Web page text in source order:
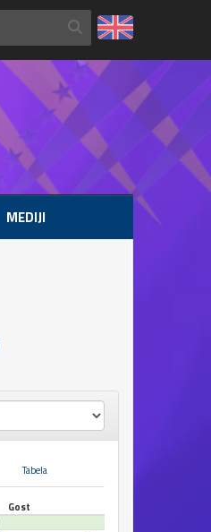
MEDIJI
Tabela
Gost